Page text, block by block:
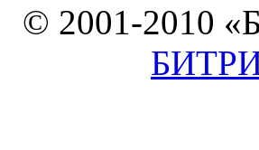
© 2001-2010